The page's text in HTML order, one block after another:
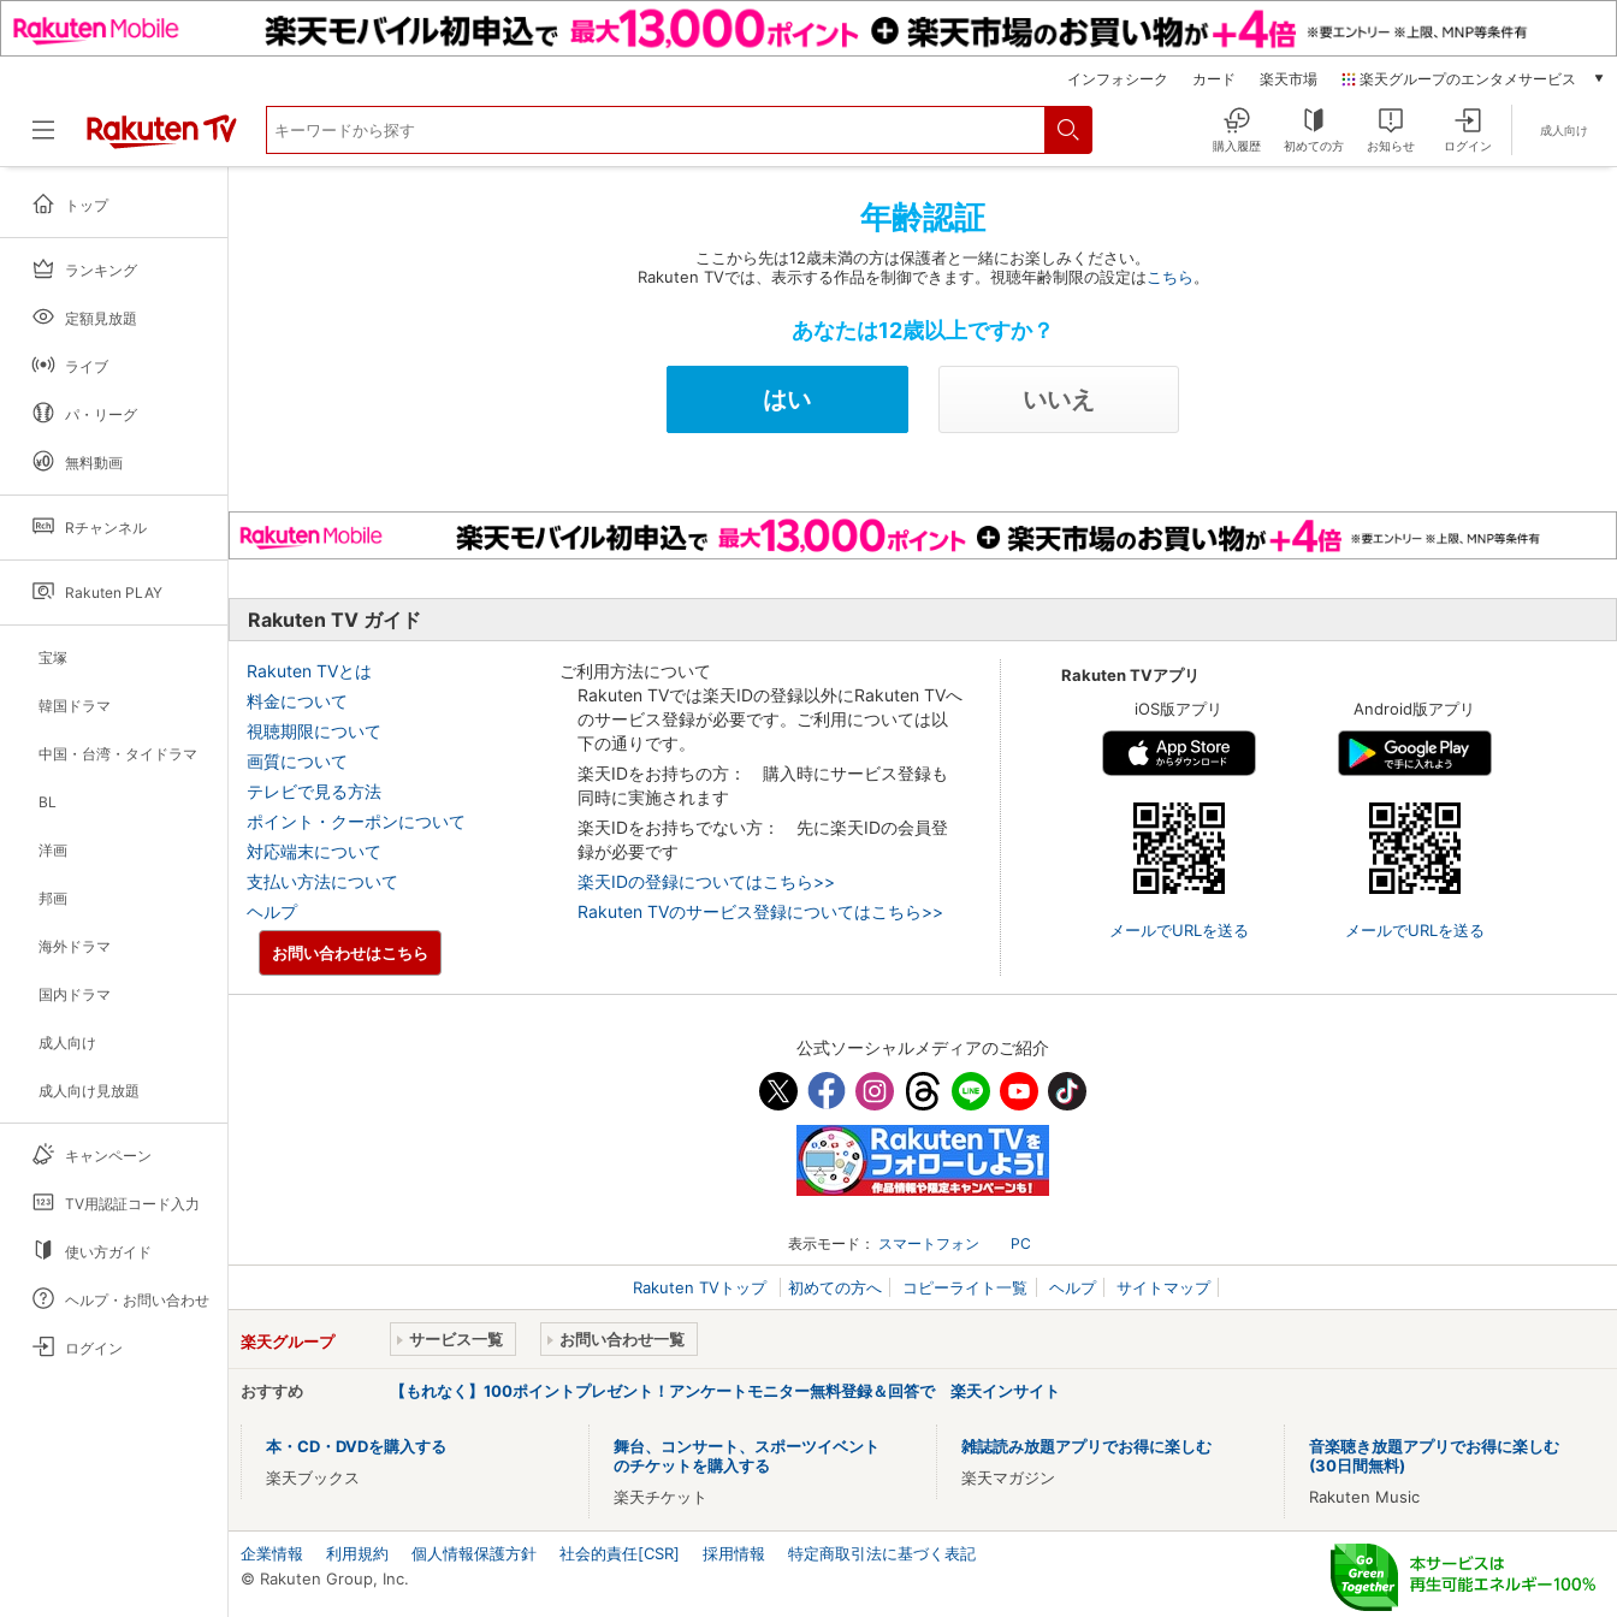
インフォシーク カード 楽天市場 楽天グループのエンタメサービス
本/ゲーム/CD/DVD
動画配信
チケット
楽天チケット
推し楽
購入履歴 初めての方 お知らせ ログイン
成人向け
トップ
ランキング
定額見放題
ライブ
パ・リーグ
無料動画
Rチャンネル
Rakuten PLAY
宝塚
韓国ドラマ
中国・台湾・タイドラマ
BL
洋画
邦画
海外ドラマ
国内ドラマ
成人向け
成人向け見放題
キャンペーン
TV用認証コード入力
使い方ガイド
ヘルプ・お問い合わせ
ログイン
年齢認証
ここから先は12歳未満の方は保護者と一緒にお楽しみください。
Rakuten TVでは、表示する作品を制御できます。視聴年齢制限の設定は こちら 。
あなたは12歳以上ですか？
Rakuten TV ガイド
Rakuten TVとは
料金について
視聴期限について
画質について
テレビで見る方法
ポイント・クーポンについて
対応端末について
支払い方法について
ヘルプ
ご利用方法について
Rakuten TVでは楽天IDの登録以外にRakuten TVへ
のサービス登録が必要です。ご利用については以
下の通りです。
楽天IDをお持ちの方： 購入時にサービス登録も
同時に実施されます
楽天IDをお持ちでない方： 先に楽天IDの会員登
録が必要です
楽天IDの登録についてはこちら>>
Rakuten TVのサービス登録についてはこちら>>
Rakuten TVアプリ
iOS版アプリ
メールでURLを送る
Android版アプリ
メールでURLを送る
お問い合わせはこちら
公式ソーシャルメディアのご紹介
表示モード： スマートフォン PC
Rakuten TVトップ 初めての方へ コピーライト一覧 ヘルプ サイトマップ
楽天グループ サービス一覧 お問い合わせ一覧
おすすめ 【もれなく】100ポイントプレゼント！アンケートモニター無料登録＆回答で 楽天インサイト
本・CD・DVDを購入する
楽天ブックス
舞台、コンサート、スポーツイベント
のチケットを購入する
楽天チケット
雑誌読み放題アプリでお得に楽しむ
楽天マガジン
音楽聴き放題アプリでお得に楽しむ
(30日間無料)
Rakuten Music
企業情報 利用規約 個人情報保護方針 社会的責任[CSR] 採用情報
特定商取引法に基づく表記
© Rakuten Group, Inc.